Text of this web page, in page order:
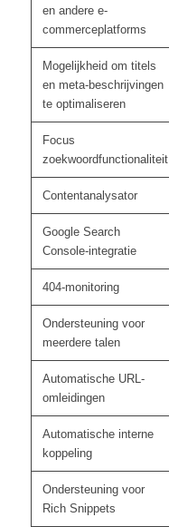
en andere e-
commerceplatforms
Mogelijkheid om titels
en meta-beschrijvingen
te optimaliseren
Focus
zoekwoordfunctionaliteit
Contentanalysator
Google Search
Console-integratie
404-monitoring
Ondersteuning voor
meerdere talen
Automatische URL-
omleidingen
Automatische interne
koppeling
Ondersteuning voor
Rich Snippets